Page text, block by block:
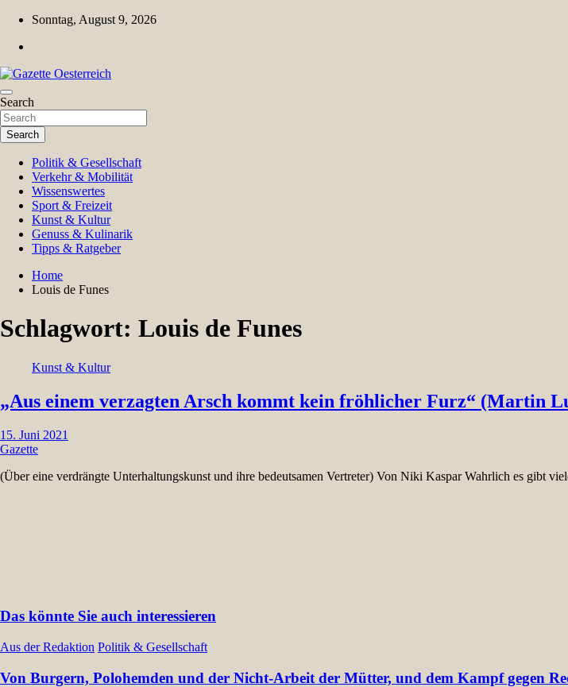
Skip
content
Sonntag, August 9, 2026
Gazette Oesterreich
Magazin für Freizeit, Politik, Kultur & Wissenschaft
Search
Search
Politik & Gesellschaft
Verkehr & Mobilität
Wissenswertes
Sport & Freizeit
Kunst & Kultur
Genuss & Kulinarik
Tipps & Ratgeber
Home
Louis de Funes
Schlagwort: Louis de Funes
Kunst & Kultur
„Aus einem verzagten Arsch kommt kein fröhlicher Furz“ (Martin
15. Juni 2021
Gazette
(Über eine verdrängte Unterhaltungskunst und ihre bedeutsamen Vertreter) Von Niki Kaspar Wahrlich es gibt
Das könnte Sie auch interessieren
Aus der Redaktion Politik & Gesellschaft
Von Burgern, Polohemden und der Nicht-Arbeit der Mütter, und dem Kampf gegen